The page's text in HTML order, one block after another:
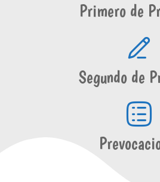
Primero de
Segundo de